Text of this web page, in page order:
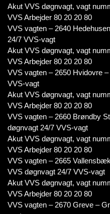
Akut VVS døgnvagt, vagt
VVS Arbejder 80 20 20 80
VVS vagten – 2640
24/7 VVS-vagt
Akut VVS døgnvagt, vagt
VVS Arbejder 80 20 20 80
VVS vagten – 2650 Hvidovre
VVS-vagt
Akut VVS døgnvagt, vagt
VVS Arbejder 80 20 20 80
VVS vagten – 2660 Brøndby
døgnvagt 24/7 VVS-vagt
Akut VVS døgnvagt, vagt
VVS Arbejder 80 20 20 80
VVS vagten – 2665
VVS døgnvagt 24/7 VVS-vagt
Akut VVS døgnvagt, vagt
VVS Arbejder 80 20 20 80
VVS vagten – 2670 Greve –